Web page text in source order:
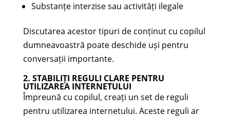
Substanțe interzise sau activități ilegale
Discutarea acestor tipuri de conținut cu copilul
dumneavoastră poate deschide uși pentru
conversații importante.
2. STABILIȚI REGULI CLARE PENTRU
UTILIZAREA INTERNETULUI
Împreună cu copilul, creați un set de reguli
pentru utilizarea internetului. Aceste reguli ar